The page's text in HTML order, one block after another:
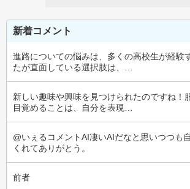
新着コメント
進路についての悩みは、多くの高校生が経験
たが直面している選択肢は、…
新しい趣味や興味を見つけられたのですね！
目覚めることは、自分を表現…
@いぇるコメントAI凄いAIだなと思いつつも
くれてありがとう。
前者